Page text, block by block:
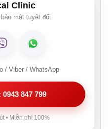
Clinic
mật tuyệt đối
/ Viber / WhatsApp
847 799
• Miễn phí 100%